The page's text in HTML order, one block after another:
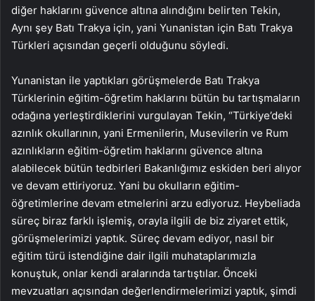
diğer haklarını güvence altına alındığını belirten Tekin,
Aynı şey Batı Trakya için, yani Yunanistan için Batı Trakya
Türkleri açısından geçerli olduğunu söyledi.
Yunanistan ile yaptıkları görüşmelerde Batı Trakya
Türklerinin eğitim-öğretim haklarını bütün bu tartışmaların
odağına yerleştirdiklerini vurgulayan Tekin, “Türkiye’deki
azınlık okullarının, yani Ermenilerin, Musevilerin ve Rum
azınlıkların eğitim-öğretim haklarını güvence altına
alabilecek bütün tedbirleri Bakanlığımız eskiden beri alıyor
ve devam ettiriyoruz. Yani bu okulların eğitim-
öğretimlerine devam etmelerini arzu ediyoruz. Heybeliada
süreç biraz farklı işlemiş, orayla ilgili de biz ziyaret ettik,
görüşmelerimizi yaptık. Süreç devam ediyor, nasıl bir
eğitim türü istendiğine dair ilgili muhataplarımızla
konuştuk, onlar kendi aralarında tartıştılar. Önceki
mevzuatları açısından değerlendirmelerimizi yaptık, şimdi